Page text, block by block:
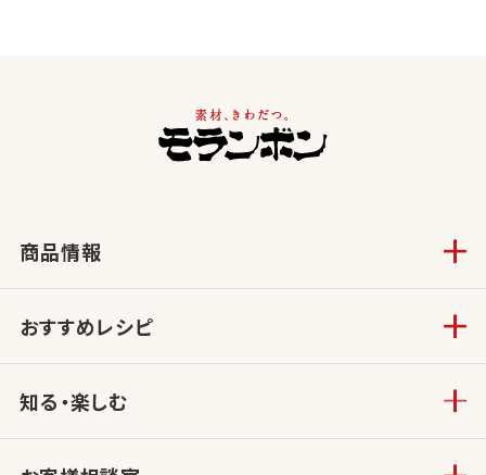
商品情報
おすすめレシピ
知る・楽しむ